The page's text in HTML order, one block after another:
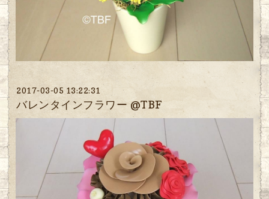
2017-03-05 13:22:31
バレンタインフラワー @TBF